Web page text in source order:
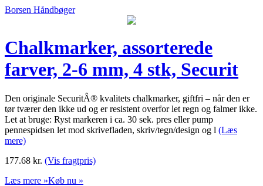
Borsen Håndbøger
Chalkmarker, assorterede
farver, 2-6 mm, 4 stk, Securit
Den originale SecuritÂ® kvalitets chalkmarker, giftfri – når den er
tør tværer den ikke ud og er resistent overfor let regn og falmer ikke.
Let at bruge: Ryst markeren i ca. 30 sek. pres eller pump
pennespidsen let mod skrivefladen, skriv/tegn/design og l (Læs
mere)
177.68 kr. (Vis fragtpris)
Læs mere »Køb nu »